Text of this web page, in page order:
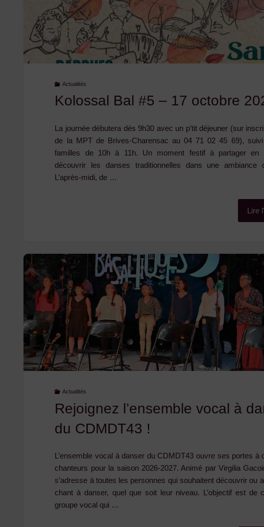
Actualités
Kolossal Bal #5 – 17 octobre
La journée débutera dès 9h30 avec un p’tit déjeuner (sur
de la MPT de Brives-Charensac au 04 71 02 45 69),
familles de 10h à 11h. Un moment festif à partager en
découvrir les danses traditionnelles dans une ambiance
L’après-midi, de …
Lire
Actualités
Rejoignez l’ensemble vocal à
du CDMDT43 !
L’ensemble vocal à danser du CDMDT43 ouvre ses portes à
chanteurs pour la saison 2026-2027. Animé par Virgilia
s’adresse à toutes les personnes qui souhaitent découvrir ou
chant à danser, quel que soit leur niveau. L’objectif est de
groupe vocal qui …